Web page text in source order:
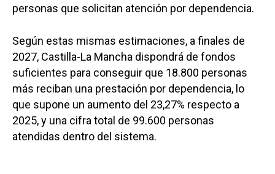
personas que solicitan atención por dependencia.
Según estas mismas estimaciones, a finales de
2027, Castilla-La Mancha dispondrá de fondos
suficientes para conseguir que 18.800 personas
más reciban una prestación por dependencia, lo
que supone un aumento del 23,27% respecto a
2025, y una cifra total de 99.600 personas
atendidas dentro del sistema.